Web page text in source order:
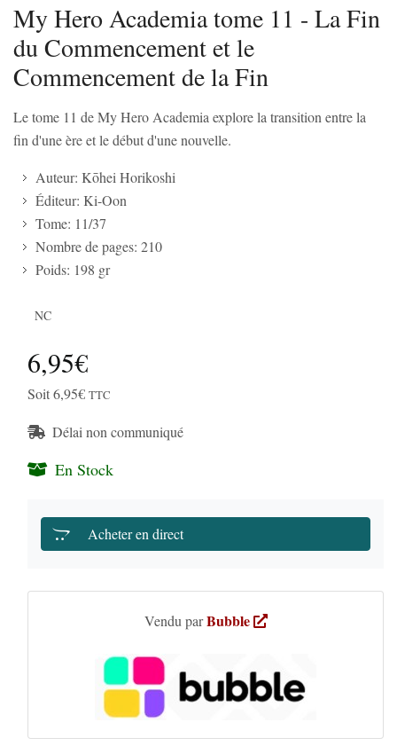
My Hero Academia tome 11 - La Fin
du Commencement et le
Commencement de la Fin
Le tome 11 de My Hero Academia explore la transition entre la
fin d'une ère et le début d'une nouvelle.
Auteur: Kōhei Horikoshi
Éditeur: Ki-Oon
Tome: 11/37
Nombre de pages: 210
Poids: 198 gr
NC
6,95€
Soit 6,95€ TTC
Délai non communiqué
En Stock
Acheter en direct
Vendu parBubble